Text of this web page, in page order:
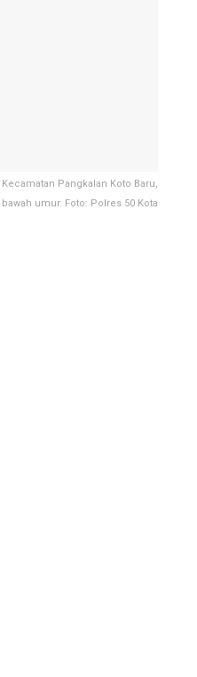
Pangkalan Koto Baru,
umur. Foto: Polres 50 Kota